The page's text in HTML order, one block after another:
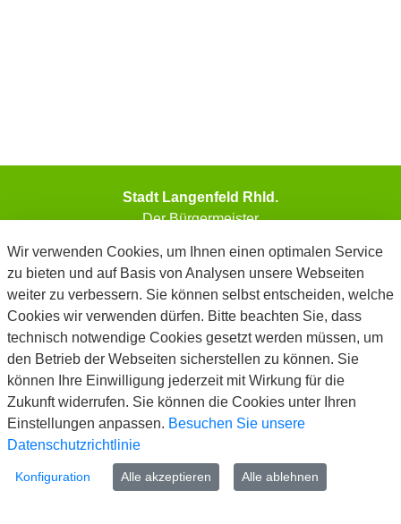
Stadt Langenfeld Rhld.
Der Bürgermeister
Telefon: 02173/794-0
Telefax: 02173/794-99999
E-Mail: info@langenfeld.de
Kontakt
www.langenfeld.de
Impressum
Datenschutz
Barrierefreiheit
FAQ
Wir verwenden Cookies, um Ihnen einen optimalen Service
zu bieten und auf Basis von Analysen unsere Webseiten
weiter zu verbessern. Sie können selbst entscheiden, welche
Cookies wir verwenden dürfen. Bitte beachten Sie, dass
technisch notwendige Cookies gesetzt werden müssen, um
den Betrieb der Webseiten sicherstellen zu können. Sie
können Ihre Einwilligung jederzeit mit Wirkung für die
Zukunft widerrufen. Sie können die Cookies unter Ihren
Einstellungen anpassen. Besuchen Sie unsere
Datenschutzrichtlinie
Konfiguration Alle akzeptieren Alle ablehnen